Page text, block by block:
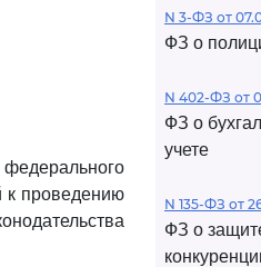
к проведению
N 3-ФЗ от
ФЗ о
N 402-ФЗ от
ФЗ о
учете
N 135-ФЗ от
ФЗ о